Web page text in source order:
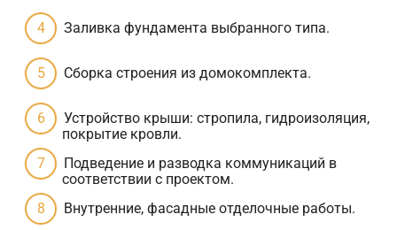
Заливка фундамента выбранного типа.
Сборка строения из домокомплекта.
Устройство крыши: стропила, гидроизоляция,
покрытие кровли.
Подведение и разводка коммуникаций в
соответствии с проектом.
Внутренние, фасадные отделочные работы.